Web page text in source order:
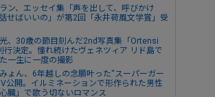
ン、エッセイ集「声を出して、呼びかけ
せばいいの」が第2回「永井荷風文学賞」受
、30歳の節目刻んだ2nd写真集「Ortensi
行決定。憧れ続けたヴェネツィア リド島で
一生に一度の撮影
ょん、6年越しの念願叶った“スーパーガー
公開。イルミネーションで形作られた男性
臓」で歌う切ないロマンス